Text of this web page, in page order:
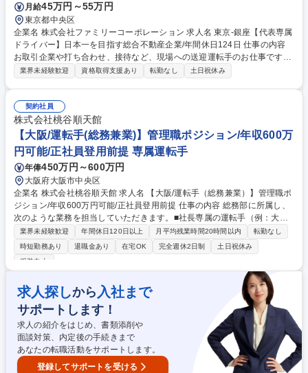
月給45万円～55万円
東京都中央区
企業名 株式会社ファミリーコーポレーション 求人名 東京-銀座【代表専属
ドライバー】日本一を目指す総合不動産企業/年間休日124日 仕事の内容
お取引企業や打ち合わせ、接待など、現場への送迎運転手のお仕事です。
※月に数回、代表のゴルフなどで休日に出勤がある場合有。その場合は新
す。・営業担当が利用している社用車の車両管理（掃除等）・秘書が担当
している庶務をお任せする可能性はございます。 ・実運転時間：1日あた
り、長くても3時間から4時間程度の運転時間。日によりますが、走行距離
は50キロ前後の想定です。※基本は都内の送迎となりますが、月に数回、
千葉・茨城・栃木などへの長距離運転が発生する場合があり。 募集職種
東京-銀座【代表専属ドライバー】日本一を目指す総合不動産企業/年間休
日124日
業界未経験歓迎 資格取得支援あり 転勤なし 土日祝休み
契約社員
株式会社桃谷順天館
【大阪/運転手(総務兼業)】管理職ポジション/年収600万
円可能/正社員登用前提 専属運転手
年俸450万円～600万円
大阪府大阪市中央区
企業名 株式会社桃谷順天館 求人名 【大阪/運転手（総務兼業）】管理職ポ
ジション/年収600万円可能/正社員登用前提 仕事の内容 総務部に所属し、
次のような業務を担当していただきます。■社長専属の運転手（例：大阪
⇔岡山の運転）※朝早い日もありますが、フレックス勤務ですので調整可
能です。 ■空いた時間は総務業務を担っていただきます ・電話応対や郵便
対応 ・物品などの備品管理 ・取引先企業様の対応 ・伝票や資料作成等 ※
運転手（総務兼業）】管理職ポジション/年収600万円可能/正社員登用前提
業界未経験歓迎 年間休日120日以上 月平均残業時間20時間以内
転勤なし
時短勤務あり
退職金あり 在宅OK 完全週休2日制
土日祝休み
服装自由
求人探しから 入社まで
サポートします！
求人の紹介をはじめ、書類添削や
面談対策、内定後の手続きまで
あなたの転職活動をサポートします。
登録してサポートを受ける